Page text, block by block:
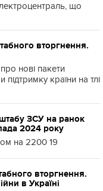
що
вторгнення.
нові пакети
країни на тлі
ЗСУ на ранок
2024 року
на 2200 19
вторгнення.
в Україні